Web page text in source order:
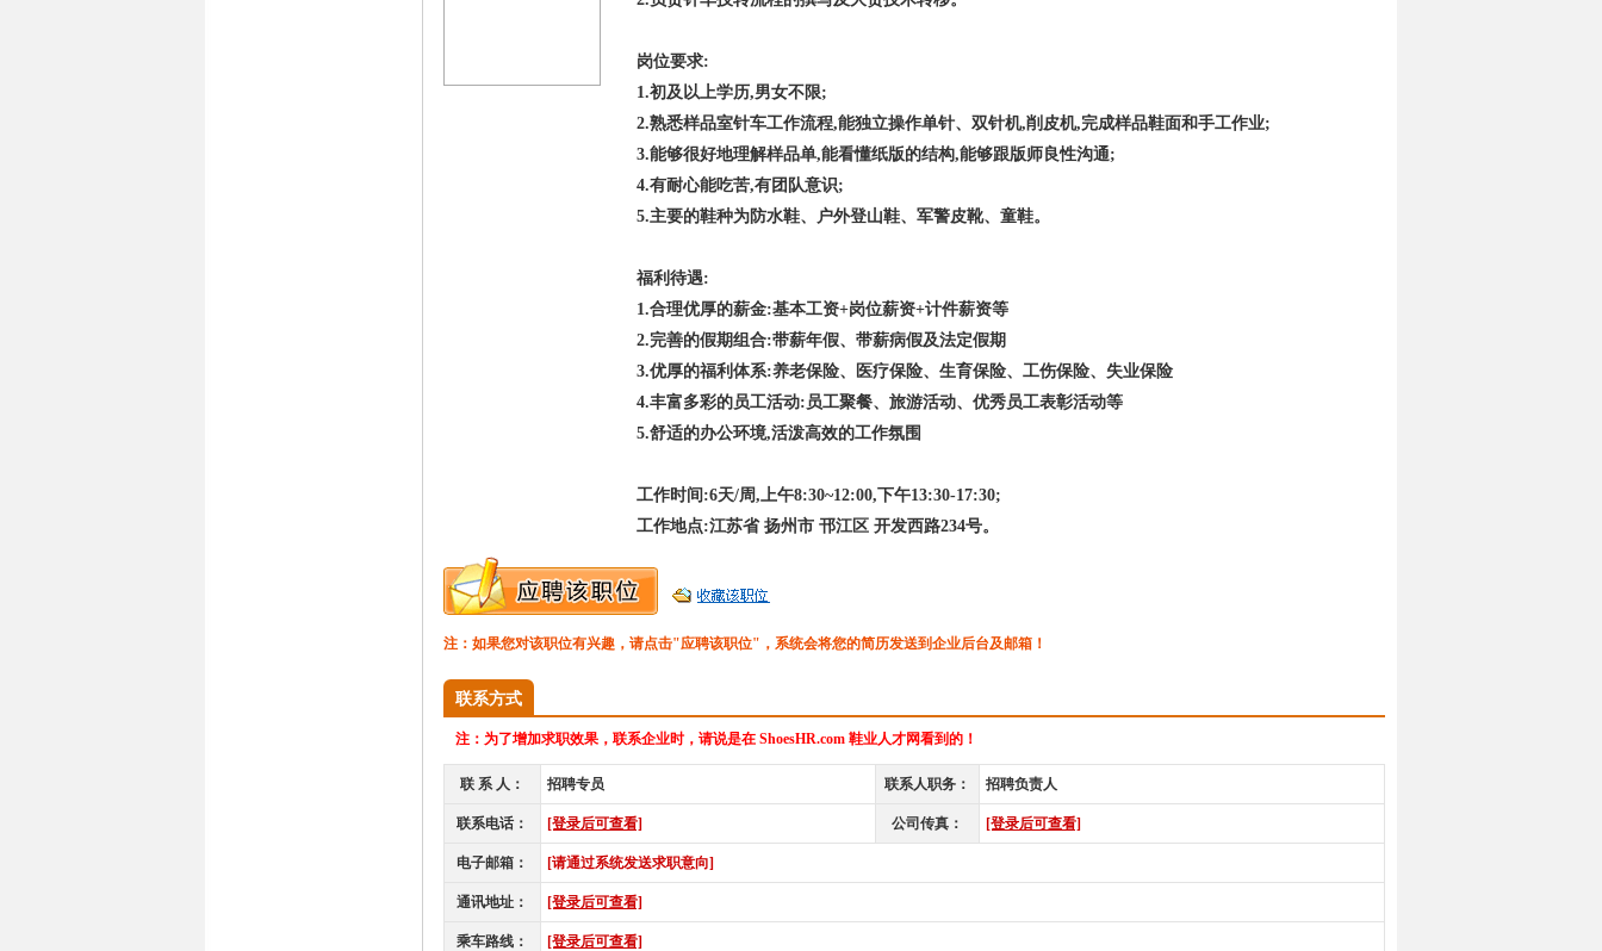
岗位要求:
1.初及以上学历,男女不限;
2.熟悉样品室针车工作流程,能独立操作单针、双针机,削皮机,完成样品鞋面和手工作业;
3.能够很好地理解样品单,能看懂纸版的结构,能够跟版师良性沟通;
4.有耐心能吃苦,有团队意识;
5.主要的鞋种为防水鞋、户外登山鞋、军警皮靴、童鞋。
福利待遇:
1.合理优厚的薪金:基本工资+岗位薪资+计件薪资等
2.完善的假期组合:带薪年假、带薪病假及法定假期
3.优厚的福利体系:养老保险、医疗保险、生育保险、工伤保险、失业保险
4.丰富多彩的员工活动:员工聚餐、旅游活动、优秀员工表彰活动等
5.舒适的办公环境,活泼高效的工作氛围
工作时间:6天/周,上午8:30~12:00,下午13:30-17:30;
工作地点:江苏省 扬州市 邗江区 开发西路234号。
注：如果您对该职位有兴趣，请点击"应聘该职位"，系统会将您的简历发送到企业后台及邮箱！
联系方式
注： 为了增加求职效果，联系企业时，请说是在 ShoesHR.com 鞋业人才网看到的！
联 系 人： 招聘专员 联系人职务： 招聘负责人
联系电话： [登录后可查看] 公司传真： [登录后可查看]
电子邮箱： [请通过系统发送求职意向]
通讯地址： [登录后可查看]
乘车路线： [登录后可查看]